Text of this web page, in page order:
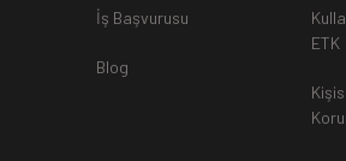
sonra gerekli incelemelerin
"Beş (5) ile On (10) iş günü”
ile yapılan sözleşme yükümlülüğüne
İş Başvurusu
Blog
ETK